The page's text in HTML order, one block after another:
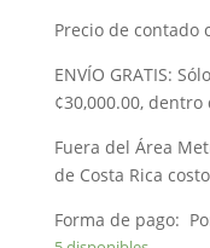
Precio de contado
ENVÍO GRATIS:
¢30,000.00,
Fuera del Área
de Costa Rica
Forma de pago: